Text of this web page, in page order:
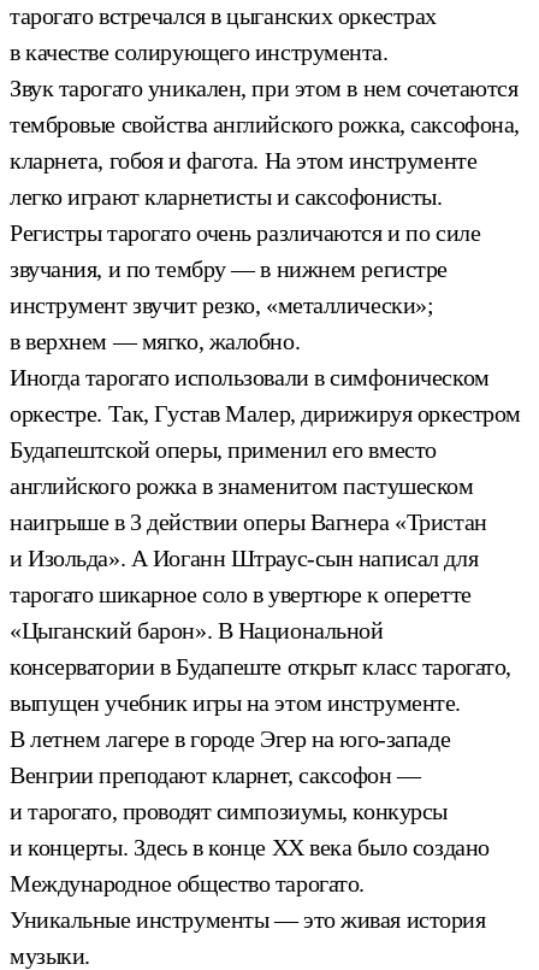
тарогато встречался в цыганских оркестрах
в качестве солирующего инструмента.
Звук тарогато уникален, при этом в нем сочетаются
тембровые свойства английского рожка, саксофона,
кларнета, гобоя и фагота. На этом инструменте
легко играют кларнетисты и саксофонисты.
Регистры тарогато очень различаются и по силе
звучания, и по тембру — в нижнем регистре
инструмент звучит резко, «металлически»;
в верхнем — мягко, жалобно.
Иногда тарогато использовали в симфоническом
оркестре. Так, Густав Малер, дирижируя оркестром
Будапештской оперы, применил его вместо
английского рожка в знаменитом пастушеском
наигрыше в 3 действии оперы Вагнера «Тристан
и Изольда». А Иоганн Штраус-сын написал для
тарогато шикарное соло в увертюре к оперетте
«Цыганский барон». В Национальной
консерватории в Будапеште открыт класс тарогато,
выпущен учебник игры на этом инструменте.
В летнем лагере в городе Эгер на юго-западе
Венгрии преподают кларнет, саксофон —
и тарогато, проводят симпозиумы, конкурсы
и концерты. Здесь в конце XX века было создано
Международное общество тарогато.
Уникальные инструменты — это живая история
музыки.